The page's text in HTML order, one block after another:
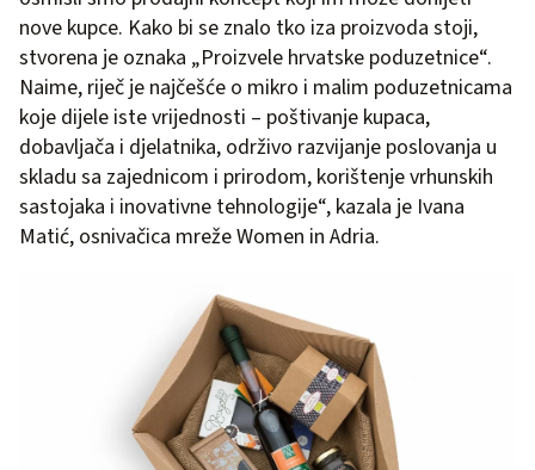
nove kupce. Kako bi se znalo tko iza proizvoda stoji,
stvorena je oznaka „Proizvele hrvatske poduzetnice“.
Naime, riječ je najčešće o mikro i malim poduzetnicama
koje dijele iste vrijednosti – poštivanje kupaca,
dobavljača i djelatnika, održivo razvijanje poslovanja u
skladu sa zajednicom i prirodom, korištenje vrhunskih
sastojaka i inovativne tehnologije“, kazala je Ivana
Matić, osnivačica mreže Women in Adria.